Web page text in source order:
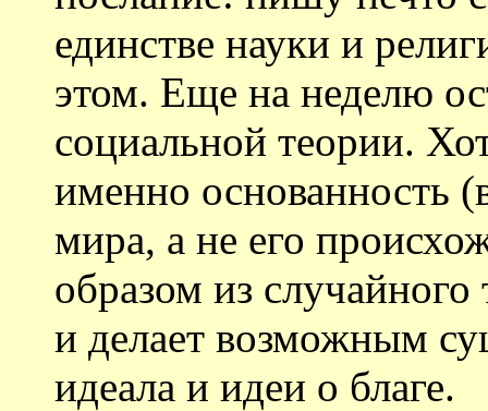
единстве науки и
этом. Еще на неделю
социальной теории.
именно основанность
мира, а не его
образом из
и делает возможным
идеала и идеи о благе.